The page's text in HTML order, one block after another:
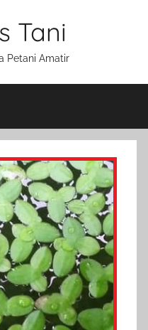
Tani
Petani Amatir